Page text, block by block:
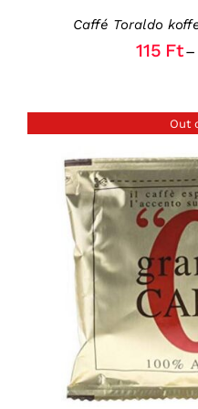
Caffé Toraldo
115 Ft–
Out